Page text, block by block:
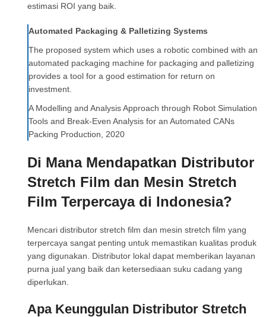
estimasi ROI yang baik.
Automated Packaging & Palletizing Systems
The proposed system which uses a robotic combined with an
automated packaging machine for packaging and palletizing
provides a tool for a good estimation for return on
investment.
A Modelling and Analysis Approach through Robot Simulation
Tools and Break-Even Analysis for an Automated CANs
Packing Production, 2020
Di Mana Mendapatkan Distributor
Stretch Film dan Mesin Stretch
Film Terpercaya di Indonesia?
Mencari distributor stretch film dan mesin stretch film yang
terpercaya sangat penting untuk memastikan kualitas produk
yang digunakan. Distributor lokal dapat memberikan layanan
purna jual yang baik dan ketersediaan suku cadang yang
diperlukan.
Apa Keunggulan Distributor Stretch